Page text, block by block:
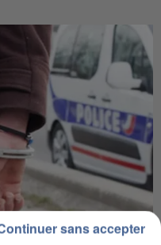
sans accepter